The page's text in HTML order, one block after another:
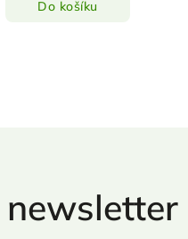
Do košíku